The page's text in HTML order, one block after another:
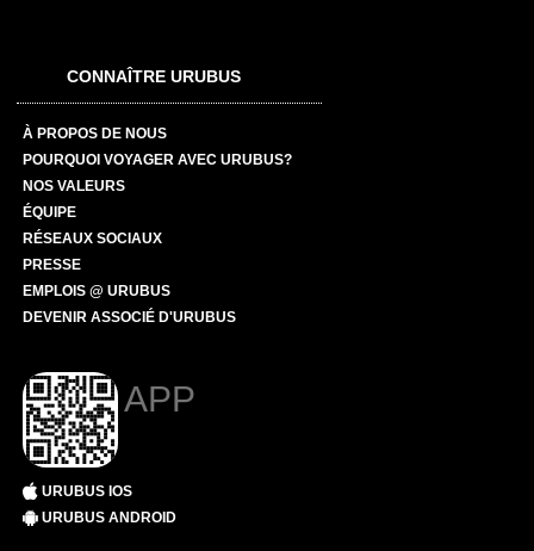
CONNAÎTRE URUBUS
À PROPOS DE NOUS
POURQUOI VOYAGER AVEC URUBUS?
NOS VALEURS
ÉQUIPE
RÉSEAUX SOCIAUX
PRESSE
EMPLOIS @ URUBUS
DEVENIR ASSOCIÉ D'URUBUS
APP
URUBUS IOS
URUBUS ANDROID